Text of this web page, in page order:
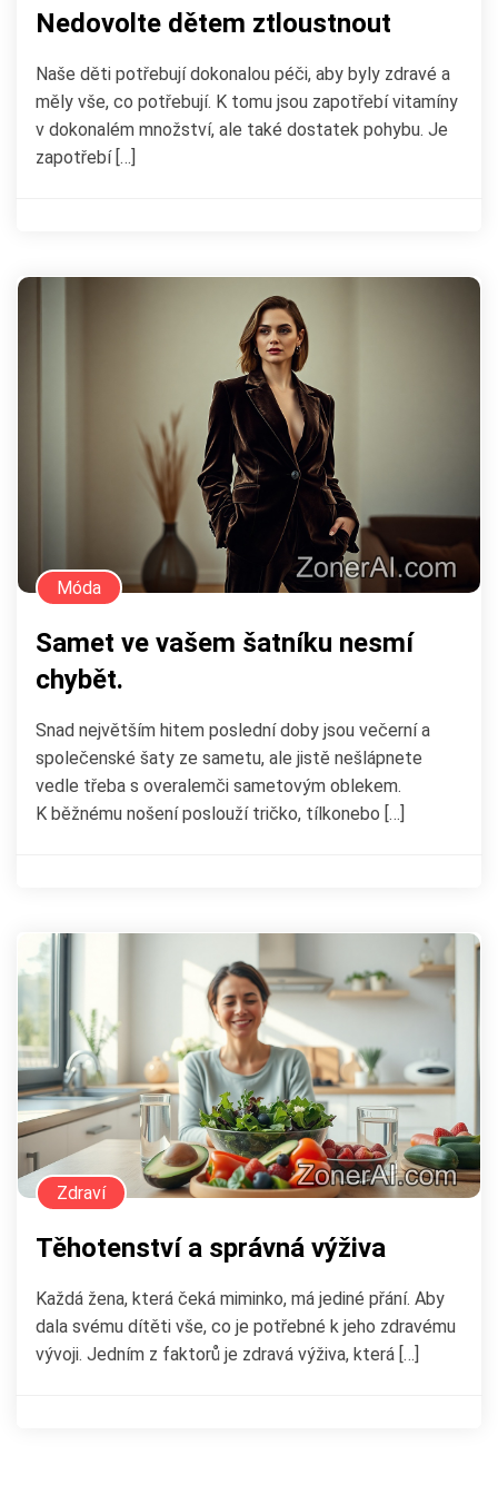
Nedovolte dětem ztloustnout
Naše děti potřebují dokonalou péči, aby byly zdravé a
měly vše, co potřebují. K tomu jsou zapotřebí vitamíny
v dokonalém množství, ale také dostatek pohybu. Je
zapotřebí […]
Móda
Samet ve vašem šatníku nesmí
chybět.
Snad největším hitem poslední doby jsou večerní a
společenské šaty ze sametu, ale jistě nešlápnete
vedle třeba s overalemči sametovým oblekem.
K běžnému nošení poslouží tričko, tílkonebo […]
Zdraví
Těhotenství a správná výživa
Každá žena, která čeká miminko, má jediné přání. Aby
dala svému dítěti vše, co je potřebné k jeho zdravému
vývoji. Jedním z faktorů je zdravá výživa, která […]